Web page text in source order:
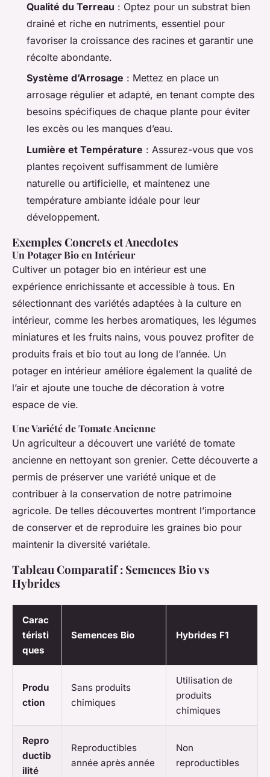
Qualité du Terreau : Optez pour un substrat bien
drainé et riche en nutriments, essentiel pour
favoriser la croissance des racines et garantir une
récolte abondante.
Système d’Arrosage : Mettez en place un
arrosage régulier et adapté, en tenant compte des
besoins spécifiques de chaque plante pour éviter
les excès ou les manques d’eau.
Lumière et Température : Assurez-vous que vos
plantes reçoivent suffisamment de lumière
naturelle ou artificielle, et maintenez une
température ambiante idéale pour leur
développement.
Exemples Concrets et Anecdotes
Un Potager Bio en Intérieur
Cultiver un potager bio en intérieur est une
expérience enrichissante et accessible à tous. En
sélectionnant des variétés adaptées à la culture en
intérieur, comme les herbes aromatiques, les légumes
miniatures et les fruits nains, vous pouvez profiter de
produits frais et bio tout au long de l’année. Un
potager en intérieur améliore également la qualité de
l’air et ajoute une touche de décoration à votre
espace de vie.
Une Variété de Tomate Ancienne
Un agriculteur a découvert une variété de tomate
ancienne en nettoyant son grenier. Cette découverte a
permis de préserver une variété unique et de
contribuer à la conservation de notre patrimoine
agricole. De telles découvertes montrent l’importance
de conserver et de reproduire les graines bio pour
maintenir la diversité variétale.
Tableau Comparatif : Semences Bio vs
Hybrides
Carac
téristi
ques
Semences Bio Hybrides F1
Produ
ction
Sans produits
chimiques
Utilisation de
produits
chimiques
Repro
ductib
ilité
Reproductibles
année après année
Non
reproductibles